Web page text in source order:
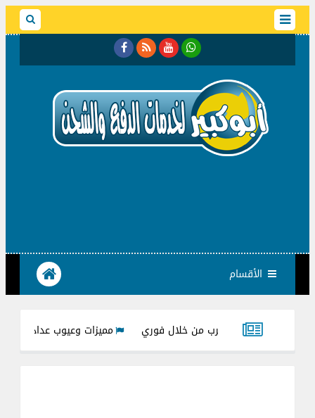
الأقسام
الشرب من خلال فوري مميزات وعيوب عداد مياه الشرب بكارت